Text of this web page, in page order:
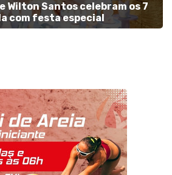
Wilton Santos celebram os 7
com festa especial